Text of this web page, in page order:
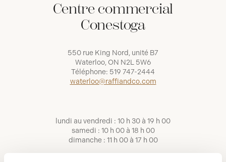
Centre commercial
Conestoga
550 rue King Nord, unité B7
Waterloo, ON N2L 5W6
Téléphone: 519 747-2444
waterloo@raffiandco.com
lundi au vendredi : 10 h 30 à 19 h 00
samedi : 10 h 00 à 18 h 00
dimanche : 11 h 00 à 17 h 00